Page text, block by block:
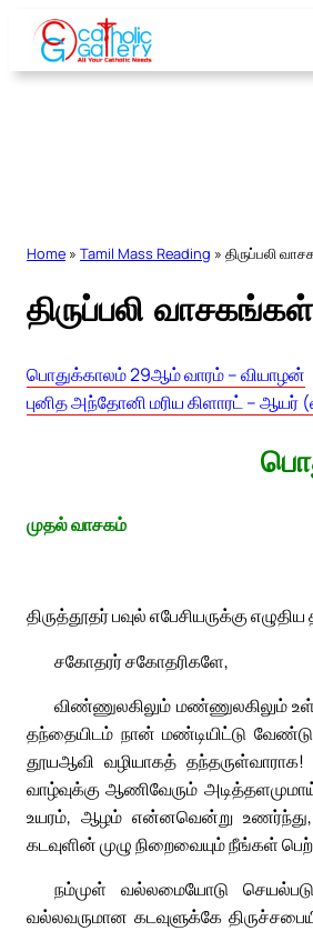
Skip
content
Home » Tamil Mass Reading » திருப்பலி
திருப்பலி
பொதுக்காலம் 29ஆம் வாரம் – வியாழன்
புனித அந்தோனி மரிய கிளாரட் – ஆயர்
முதல் வாசகம்
திருத்தூதர் பவுல் எபேசியருக்கு
சகோதரர் சகோதரிகளே,
விண்ணுலகிலும் மண்ணுலகிலும்
தந்தையிடம் நான் மண்டியிட்டு
தூயஆவி வழியாகத்
வாழ்வுக்கு ஆணிவேரும்
உயரம், ஆழம் என்னவென்று
கடவுளின் முழு நிறைவையும் நீங்கள்
நம்முள் வல்லமையோடு
வல்லவருமான கடவுளுக்கே